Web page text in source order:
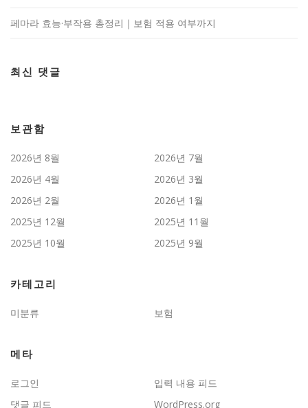
페마라 효능·부작용 총정리｜보험 적용 여부까지
최신 댓글
보관함
2026년 8월
2026년 7월
2026년 4월
2026년 3월
2026년 2월
2026년 1월
2025년 12월
2025년 11월
2025년 10월
2025년 9월
카테고리
미분류 보험
메타
로그인
입력 내용 피드
댓글 피드
WordPress.org